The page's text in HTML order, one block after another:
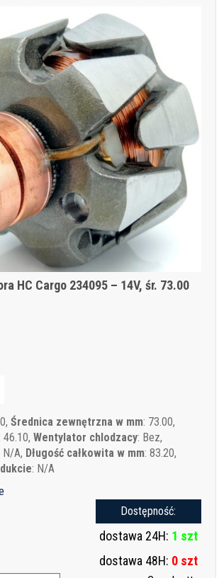
HC Cargo 234095 – 14V, śr. 73.00
Średnica zewnętrzna w mm: 73.00,
: 46.10,Wentylator chlodzacy: Bez,
N/A, Długość całkowita w mm: 83.20,
: N/A
Dostępność:
dostawa 24H: 1 szt
dostawa 48H: 0 szt